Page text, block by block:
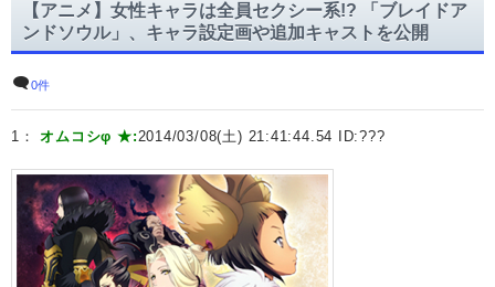
【アニメ】女性キャラは全員セクシー系!? 「ブレイドア
ンドソウル」、キャラ設定画や追加キャストを公開
0件
1：オムコシφ ★:2014/03/08(土) 21:41:44.54 ID:???